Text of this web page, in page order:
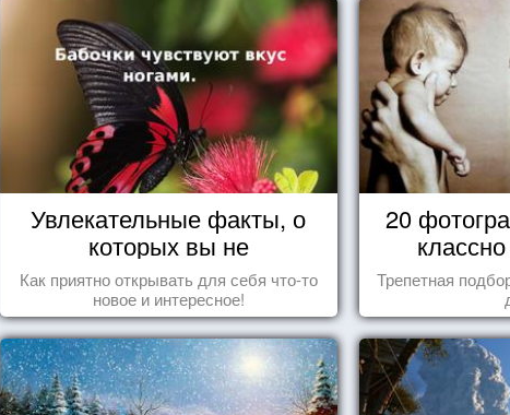
Увлекательные факты, о
которых вы не
догадывались!
Как приятно открывать для себя что-то
новое и интересное!
20
Трепетная